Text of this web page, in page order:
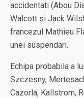
accidentati (Abou
Walcott si Jack
francezul Mathieu
unei suspendari.
Echipa probabila a
Szczesny,
Cazorla, Kallstrom,